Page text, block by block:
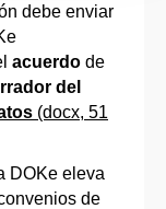
debe enviar
acuerdo de
del
(docx, 51
DOKe eleva
de